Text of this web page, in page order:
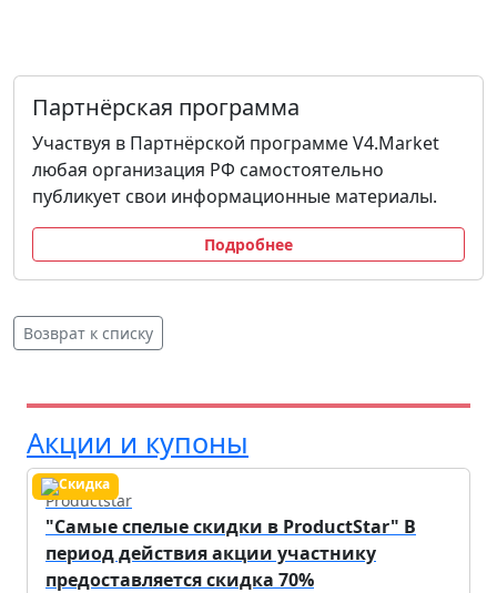
Партнёрская программа
Участвуя в Партнёрской программе V4.Market
любая организация РФ самостоятельно
публикует свои информационные материалы.
Подробнее
Возврат к списку
Акции и купоны
Productstar
"Самые спелые скидки в ProductStar" В
период действия акции участнику
предоставляется скидка 70%